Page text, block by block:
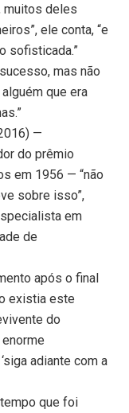
muitos deles
ele conta, “e
sofisticada.”
mas não
que era
—
do prêmio
em 1956 — “não
sobre isso”,
em
de
após o final
existia este
do
adiante com a
que foi